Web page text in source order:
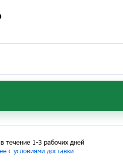
течение 1-3 рабочих дней
с условиями доставки